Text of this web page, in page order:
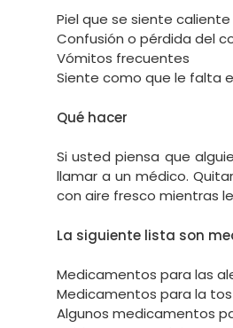
Piel que se siente
Confusión o pérdida del
Vómitos frecuentes
Siente como que le falta
Qué hacer
Si usted piensa que
llamar a un médico.
con aire fresco mientras
La siguiente lista son
Medicamentos para las
Medicamentos para la
Algunos medicamentos